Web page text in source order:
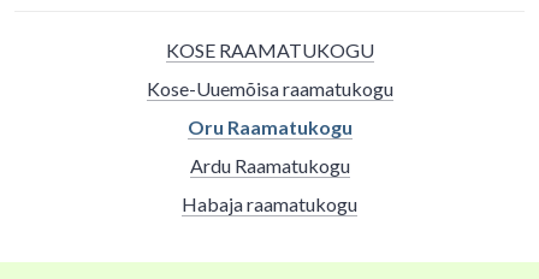
KOSE RAAMATUKOGU
Kose-Uuemõisa raamatukogu
Oru Raamatukogu
Ardu Raamatukogu
Habaja raamatukogu